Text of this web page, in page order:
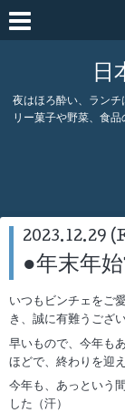
日
夜はほろ酔い、ラン
リー菓子や野菜、食
2023.12.29
●年末年
いつもビンチェをご
き、誠に有難うござい
早いもので、今年も
ほどで、終わりを迎
今年も、あっという
した（汗）